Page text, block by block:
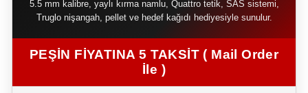
5.5 mm kalibre, yaylı kırma namlu, Quattro tetik, SAS sistemi,
Truglo nişangah, pellet ve hedef kağıdı hediyesiyle sunulur.
PEŞİN FİYATINA 5 TAKSİT ( Mail Order
İle )